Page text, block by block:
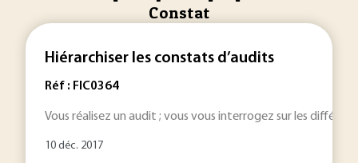
Constat
Hiérarchiser les constats d’audits
Réf : FIC0364
Vous réalisez un audit ; vous vous interrogez sur les
10 déc. 2017